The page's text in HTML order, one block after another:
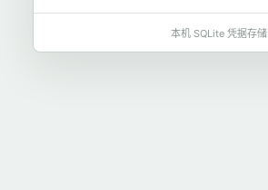
本机 SQLite 凭据存储